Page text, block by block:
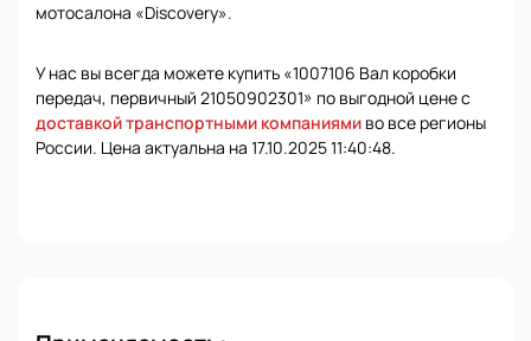
мотосалона «Discovery».
У нас вы всегда можете купить «1007106 Вал коробки
передач, первичный 21050902301» по выгодной цене с
доставкой транспортными компаниями во все регионы
России. Цена актуальна на 17.10.2025 11:40:48.